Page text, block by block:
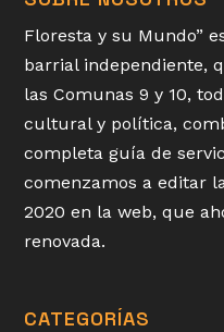
Floresta y su Mundo”
barrial independiente,
las Comunas 9 y 10,
cultural y política,
completa guía de
comenzamos a editar
2020 en la web, que
renovada.
CATEGORÍAS